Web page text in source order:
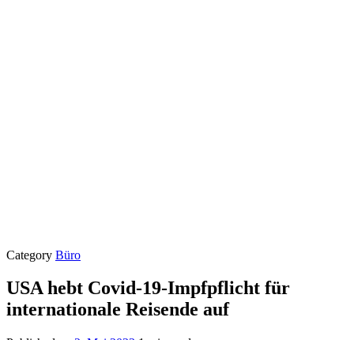
Category Büro
USA hebt Covid-19-Impfpflicht für
internationale Reisende auf